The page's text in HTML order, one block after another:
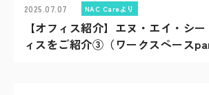
2025.07.07 NAC Careより
【オフィス紹介】エヌ・エイ・シ
ィスをご紹介③（ワークスペース